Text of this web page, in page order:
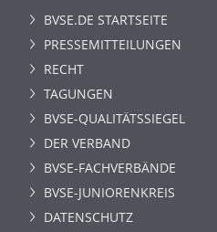
BVSE.DE STARTSEITE
PRESSEMITTEILUNGEN
RECHT
TAGUNGEN
BVSE-QUALITÄTSSIEGEL
DER VERBAND
BVSE-FACHVERBÄNDE
BVSE-JUNIORENKREIS
DATENSCHUTZ